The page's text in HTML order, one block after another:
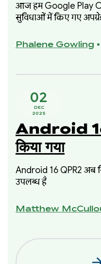
आज हम Google Play
सुविधाओं में किए गए
जानकारी मिलेगी. साथ
आधारित खास चरणों के
Phalene Gowling •
02
DEC
2025
Android
किया गया
Android 16 QPR2 अब
उपलब्ध है
Matthew